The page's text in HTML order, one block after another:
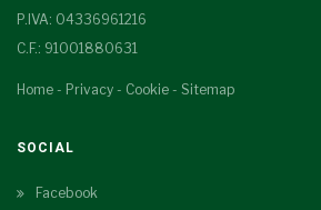
P.IVA: 04336961216
C.F.: 91001880631
Home - Privacy - Cookie - Sitemap
SOCIAL
Facebook